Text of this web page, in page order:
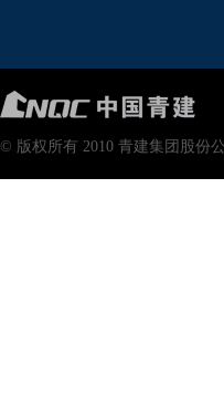
© 版权所有 2010 青建集团股份